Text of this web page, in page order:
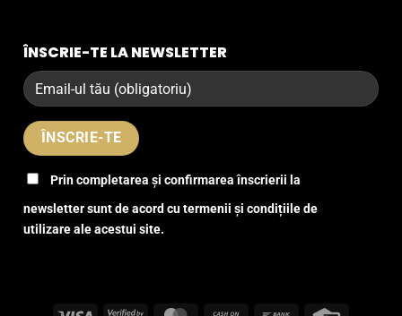
ÎNSCRIE-TE LA NEWSLETTER
Prin completarea și confirmarea înscrierii la
newsletter sunt de acord cu termenii și condițiile de
utilizare ale acestui site.